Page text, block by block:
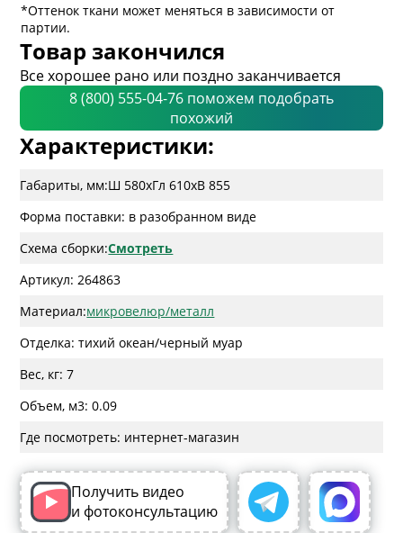
*Оттенок ткани может меняться в зависимости от
партии.
Товар закончился
Все хорошее рано или поздно заканчивается
8 (800) 555-04-76 поможем подобрать
похожий
Характеристики:
Габариты, мм:Ш 580xГл 610xВ 855
Форма поставки: в разобранном виде
Схема сборки:Смотреть
Артикул: 264863
Материал:микровелюр/металл
Отделка: тихий океан/черный муар
Вес, кг: 7
Объем, м3: 0.09
Где посмотреть: интернет-магазин
Получить видео
и фотоконсультацию